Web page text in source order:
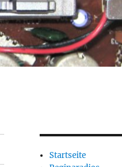
Startseite